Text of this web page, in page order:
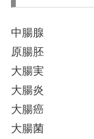
中腸腺
原腸胚
大腸実
大腸炎
大腸癌
大腸菌